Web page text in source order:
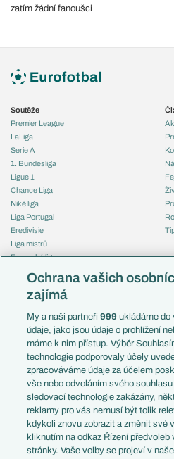
zatím žádní fanoušci
Soutěže
Premier League
LaLiga
Serie A
1. Bundesliga
Ligue 1
Chance Liga
Niké liga
Liga Portugal
Eredivisie
Liga mistrů
Evropská liga
Mistrovství světa
Liga národů
Témata
Představení týmů MS
EuroSkauting
PL v kostce
Evropské koeficienty
Přestupy
Přestupové spekulace
Zranění
Kluby
Ochrana vašich
zajímá
My a naši partneři999 ukládáme do
údaje, jako jsou údaje o prohlížení
máme k nim přístup. Výběr
technologie podporovaly účely
zpracováváme údaje za účelem
vše nebo odvoláním svého
sledovací technologie zakázány,
reklamy pro vás nemusí být tolik
kdykoli znovu zobrazit a změnit své
kliknutím na odkaz Řízení
stránky. Vaše volby se projeví v